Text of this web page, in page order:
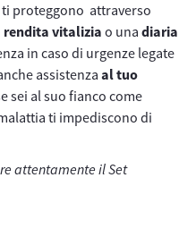
proteggono attraverso
rendita vitalizia o una diaria
in caso di urgenze legate
assistenza al tuo
sei al suo fianco come
ti impediscono di
attentamente il Set